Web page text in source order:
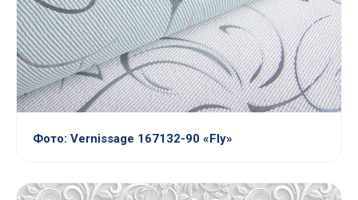
Фото: Vernissage 167132-90 «Fly»